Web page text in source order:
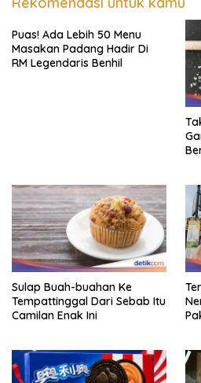
Puas! Ada Lebih 50 Menu
Masakan Padang Hadir Di
RM Legendaris Benhil
Sulap Buah-buahan Ke
Tempattinggal Dari Sebab Itu
Camilan Enak Ini